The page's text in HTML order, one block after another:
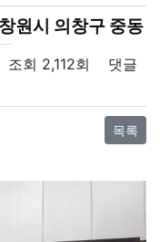
원시 의창구 중동
조회 2,112회
댓글
목록